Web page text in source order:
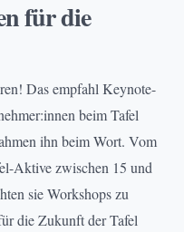
für die
Das empfahl Keynote-
beim Tafel
ihn beim Wort. Vom
Aktive zwischen 15 und
sie Workshops zu
die Zukunft der Tafel